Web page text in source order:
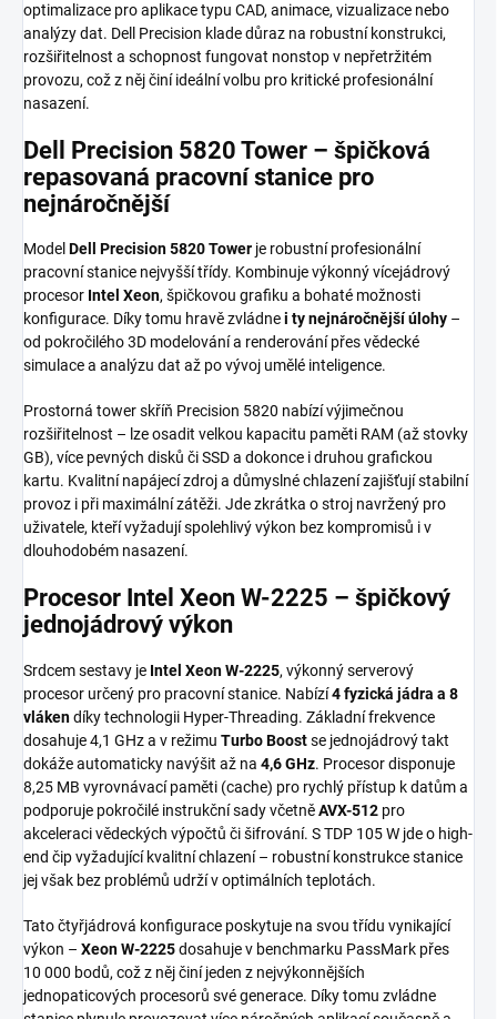
optimalizace pro aplikace typu CAD, animace, vizualizace nebo
analýzy dat. Dell Precision klade důraz na robustní konstrukci,
rozšiřitelnost a schopnost fungovat nonstop v nepřetržitém
provozu, což z něj činí ideální volbu pro kritické profesionální
nasazení.
Dell Precision 5820 Tower – špičková
repasovaná pracovní stanice pro
nejnáročnější
Model Dell Precision 5820 Tower je robustní profesionální
pracovní stanice nejvyšší třídy. Kombinuje výkonný vícejádrový
procesor Intel Xeon, špičkovou grafiku a bohaté možnosti
konfigurace. Díky tomu hravě zvládnei ty nejnáročnější úlohy –
od pokročilého 3D modelování a renderování přes vědecké
simulace a analýzu dat až po vývoj umělé inteligence.
Prostorná tower skříň Precision 5820 nabízí výjimečnou
rozšiřitelnost – lze osadit velkou kapacitu paměti RAM (až stovky
GB), více pevných disků či SSD a dokonce i druhou grafickou
kartu. Kvalitní napájecí zdroj a důmyslné chlazení zajišťují stabilní
provoz i při maximální zátěži. Jde zkrátka o stroj navržený pro
uživatele, kteří vyžadují spolehlivý výkon bez kompromisů i v
dlouhodobém nasazení.
Procesor Intel Xeon W-2225 – špičkový
jednojádrový výkon
Srdcem sestavy je Intel Xeon W-2225, výkonný serverový
procesor určený pro pracovní stanice. Nabízí4 fyzická jádra a 8
vlákendíky technologii Hyper-Threading. Základní frekvence
dosahuje 4,1 GHz a v režimu Turbo Boostse jednojádrový takt
dokáže automaticky navýšit až na 4,6 GHz. Procesor disponuje
8,25 MB vyrovnávací paměti (cache) pro rychlý přístup k datům a
podporuje pokročilé instrukční sady včetněAVX-512 pro
akceleraci vědeckých výpočtů či šifrování. S TDP 105 W jde o high-
end čip vyžadující kvalitní chlazení – robustní konstrukce stanice
jej však bez problémů udrží v optimálních teplotách.
Tato čtyřjádrová konfigurace poskytuje na svou třídu vynikající
výkon – Xeon W-2225dosahuje v benchmarku PassMark přes
10 000 bodů, což z něj činí jeden z nejvýkonnějších
jednopaticových procesorů své generace. Díky tomu zvládne